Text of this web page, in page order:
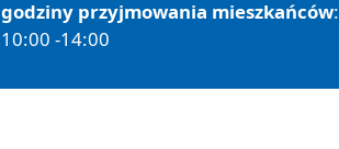
godziny przyjmowania mieszkańców:
10:00 -14:00